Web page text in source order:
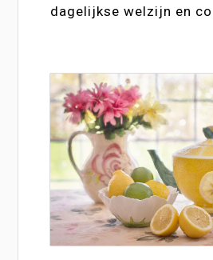
dagelijkse welzijn en